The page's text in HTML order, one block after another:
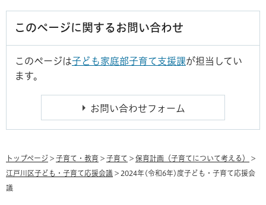
このページに関するお問い合わせ
このページは子ども家庭部子育て支援課が担当してい
ます。
トップページ > 子育て・教育 > 子育て > 保育計画（子育てについて考える） >
江戸川区子ども・子育て応援会議 > 2024年(令和6年)度子ども・子育て応援会
議